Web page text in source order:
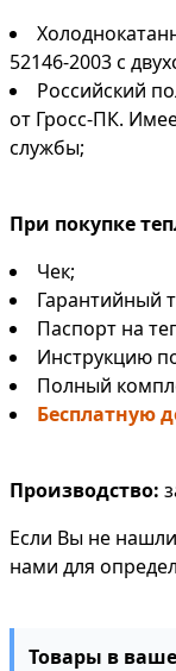
52146-2003 с
Российский
от Гросс-ПК.
службы;
При покупке
Чек;
Гарантийный
Паспорт на
Инструкцию
Полный
Бесплатную
Производство:
Если Вы не
нами для
Товары в